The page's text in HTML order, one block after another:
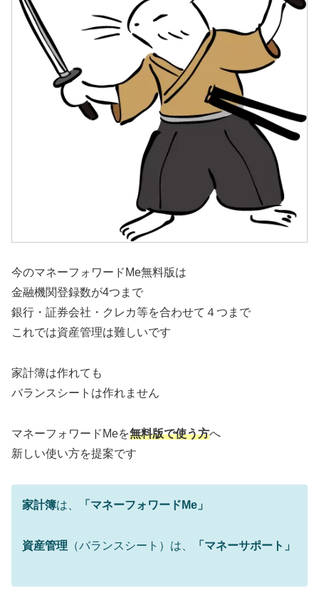
今のマネーフォワードMe無料版は
金融機関登録数が4つまで
銀行・証券会社・クレカ等を合わせて４つまで
これでは資産管理は難しいです
家計簿は作れても
バランスシートは作れません
マネーフォワードMeを無料版で使う方へ
新しい使い方を提案です
家計簿は、 「マネーフォワードMe」
資産管理 （バランスシート）は、 「マネーサポート」